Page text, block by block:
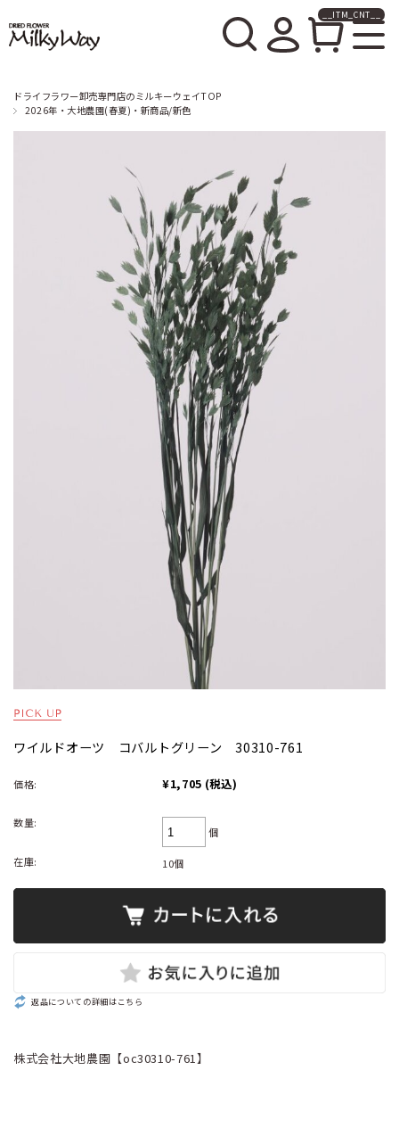
__ITM_CNT__
ドライフラワー卸売専門店のミルキーウェイTOP
2026年・大地農園(春夏)・新商品/新色
ワイルドオーツ コバルトグリーン 30310-761
価格: ¥1,705 (税込)
数量:
個
在庫: 10個
返品についての詳細はこちら
株式会社大地農園【oc30310-761】